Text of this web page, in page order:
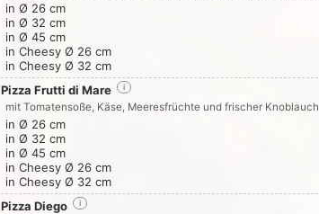
in Ø 26 cm
in Ø 32 cm
in Ø 45 cm
in Cheesy Ø 26 cm
in Cheesy Ø 32 cm
Pizza Frutti di Mare
i
mit Tomatensoße, Käse, Meeresfrüchte und frischer Knoblauch
in Ø 26 cm
in Ø 32 cm
in Ø 45 cm
in Cheesy Ø 26 cm
in Cheesy Ø 32 cm
Pizza Diego
i